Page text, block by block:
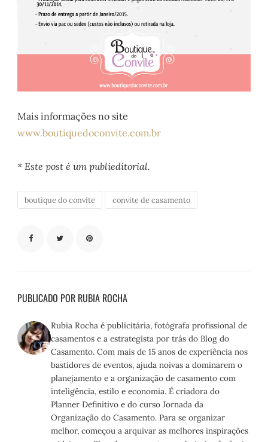
Mais informações no site
www.boutiquedoconvite.com.br
* Este post é um publieditorial.
boutique do convite convite de casamento
PUBLICADO POR RUBIA ROCHA
Rubia Rocha é publicitária, fotógrafa profissional de
casamentos e a estrategista por trás do Blog do
Casamento. Com mais de 15 anos de experiência nos
bastidores de eventos, ajuda noivas a dominarem o
planejamento e a organização de casamento com
inteligência, estilo e economia. É criadora do
Planner Definitivo e do curso Jornada da
Organização do Casamento. Para se organizar
melhor, começou a arquivar as melhores inspirações